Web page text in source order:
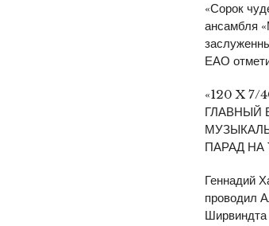
«Сорок
ансамбля
ЕАО
«120 X 7/
ГЛАВНЫЙ
ПАРАД НА
Геннадий
проводил
Ширвиндта